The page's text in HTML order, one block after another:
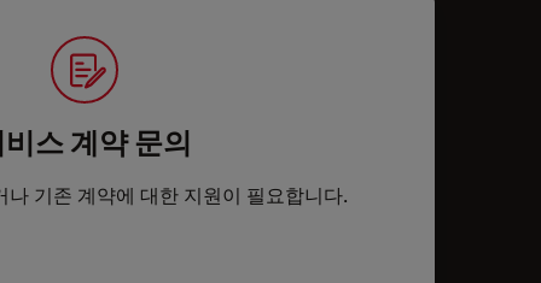
스 계약 문의
나 기존 계약에 대한 지원이 필요합니다.